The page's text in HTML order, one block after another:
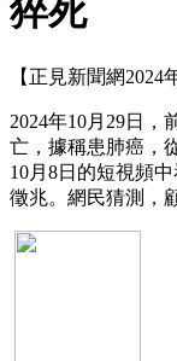
猝死
【正見新聞網2024
2024年10月29日
亡，據稱患肺癌，
10月8日的短視頻
徵兆。網民猜測，